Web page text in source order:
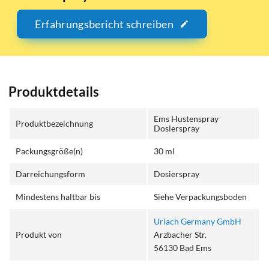
Erfahrungsbericht schreiben
Produktdetails
Produktbezeichnung
Ems Hustenspray
Dosierspray
Packungsgröße(n) 30 ml
Darreichungsform Dosierspray
Mindestens haltbar bis Siehe Verpackungsboden
Produkt von
Uriach Germany GmbH
Arzbacher Str.
56130 Bad Ems